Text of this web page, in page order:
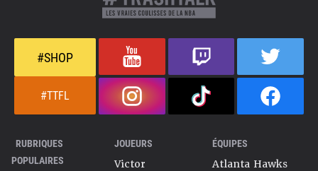
#SHOP
#TTFL
RUBRIQUES
POPULAIRES
JOUEURS
Victor
ÉQUIPES
Atlanta Hawks